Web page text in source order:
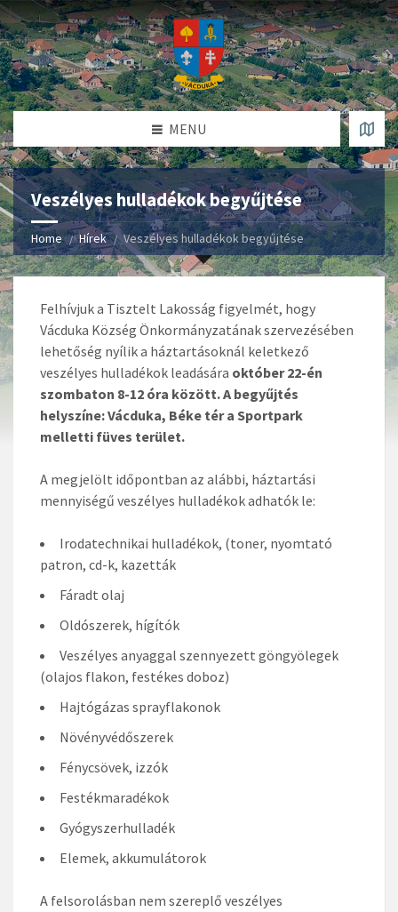
MENU
Veszélyes hulladékok begyűjtése
Home Hírek Veszélyes hulladékok begyűjtése
Felhívjuk a Tisztelt Lakosság figyelmét, hogy
Vácduka Község Önkormányzatának szervezésében
lehetőség nyílik a háztartásoknál keletkező
veszélyes hulladékok leadására október 22-én
szombaton 8-12 óra között.A begyűjtés
helyszíne:Vácduka, Béke tér a Sportpark
melletti füves terület.
A megjelölt időpontban az alábbi, háztartási
mennyiségű veszélyes hulladékok adhatók le:
Irodatechnikai hulladékok, (toner, nyomtató
patron, cd-k, kazetták
Fáradt olaj
Oldószerek, hígítók
Veszélyes anyaggal szennyezett göngyölegek
(olajos flakon, festékes doboz)
Hajtógázas sprayflakonok
Növényvédőszerek
Fénycsövek, izzók
Festékmaradékok
Gyógyszerhulladék
Elemek, akkumulátorok
A felsorolásban nem szereplő veszélyes